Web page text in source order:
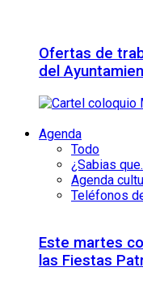
Ofertas de
del
Agenda
Todo
¿Sabias
Agenda
Teléfonos
Este martes
las Fiestas